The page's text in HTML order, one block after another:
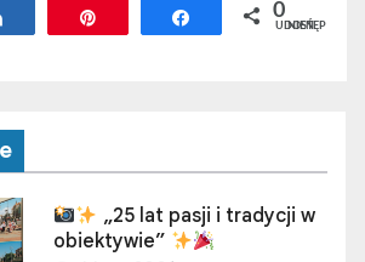
Udostępnij Udostępnij
0
UDOSTĘPNIEŃ
„25 lat pasji i tradycji w
obiektywie”